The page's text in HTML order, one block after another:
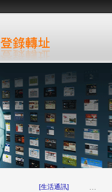
[生活通訊] ...